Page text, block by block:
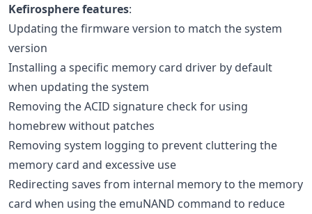
Kefirosphere features:
Updating the firmware version to match the system
version
Installing a specific memory card driver by default
when updating the system
Removing the ACID signature check for using
homebrew without patches
Removing system logging to prevent cluttering the
memory card and excessive use
Redirecting saves from internal memory to the memory
card when using the emuNAND command to reduce